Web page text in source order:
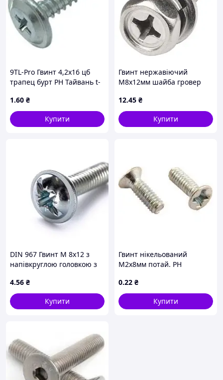
9TL-Pro Гвинт 4,2х16 цб
трапец бурт PH Тайвань t-
1.60 ₴
Купити
Гвинт нержавіючий
М8х12мм шайба гровер
12.45 ₴
Купити
DIN 967 Гвинт М 8х12 з
напівкруглою головкою з
4.6, оцинкований
4.56 ₴
Купити
Гвинт нікельований
М2х8мм потай. PH
0.22 ₴
Купити